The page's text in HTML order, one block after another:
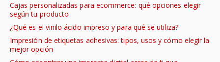
Cajas personalizadas para ecommerce: qué opciones elegir
según tu producto
¿Qué es el vinilo ácido impreso y para qué se utiliza?
Impresión de etiquetas adhesivas: tipos, usos y cómo elegir la
mejor opción